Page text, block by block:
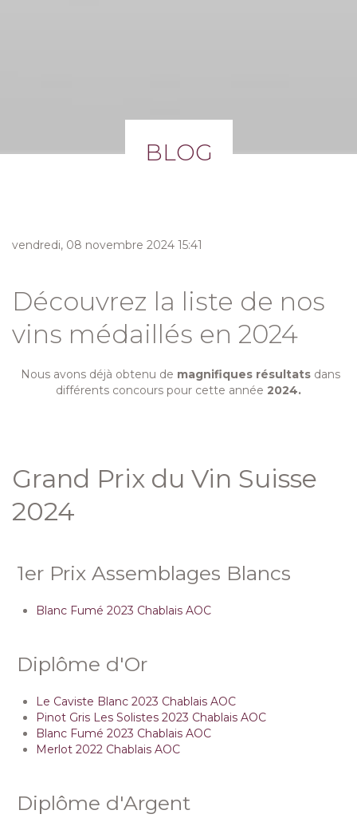
BLOG
vendredi, 08 novembre 2024 15:41
Découvrez la liste de nos
vins médaillés en 2024
Nous avons déjà obtenu de magnifiques résultatsdans
différents concours pour cette année 2024.
Grand Prix du Vin Suisse
2024
1er Prix Assemblages Blancs
Blanc Fumé 2023 Chablais AOC
Diplôme d'Or
Le Caviste Blanc 2023 Chablais AOC
Pinot Gris Les Solistes 2023 Chablais AOC
Blanc Fumé 2023 Chablais AOC
Merlot 2022 Chablais AOC
Diplôme d'Argent